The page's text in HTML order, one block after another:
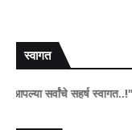
स्वागत
सहर्ष स्वागत..!"